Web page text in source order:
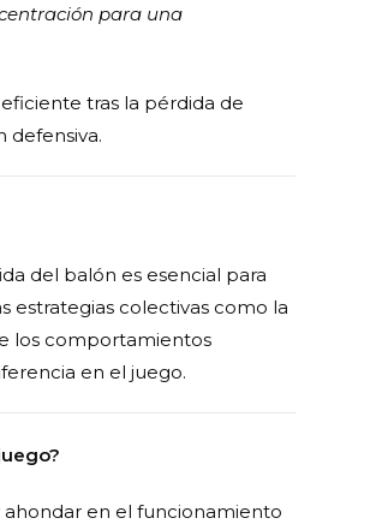
para una
tras la pérdida de
defensiva.
del balón es esencial para
estrategias colectivas como la
los comportamientos
en el juego.
ahondar en el funcionamiento